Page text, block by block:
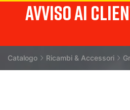
Avviso ai
Catalogo Ricambi & Accessori